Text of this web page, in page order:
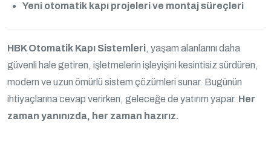
Yeni otomatik kapı projeleri ve montaj süreçleri
HBK Otomatik Kapı Sistemleri, yaşam alanlarını daha
güvenli hale getiren, işletmelerin işleyişini kesintisiz sürdüren,
modern ve uzun ömürlü sistem çözümleri sunar. Bugünün
ihtiyaçlarına cevap verirken, geleceğe de yatırım yapar. Her
zaman yanınızda, her zaman hazırız.